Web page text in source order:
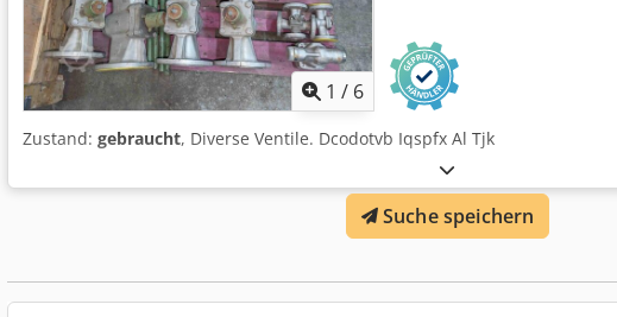
1 / 6
Zustand: gebraucht, Diverse Ventile. Dcodotvb Iqspfx Al Tjk
Suche speichern